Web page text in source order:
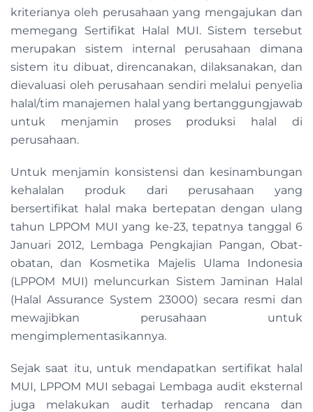
kriterianya oleh perusahaan yang mengajukan dan
memegang Sertifikat Halal MUI. Sistem tersebut
merupakan sistem internal perusahaan dimana
sistem itu dibuat, direncanakan, dilaksanakan, dan
dievaluasi oleh perusahaan sendiri melalui penyelia
halal/tim manajemen halal yang bertanggungjawab
untuk menjamin proses produksi halal di
perusahaan.
Untuk menjamin konsistensi dan kesinambungan
kehalalan produk dari perusahaan yang
bersertifikat halal maka bertepatan dengan ulang
tahun LPPOM MUI yang ke-23, tepatnya tanggal 6
Januari 2012, Lembaga Pengkajian Pangan, Obat-
obatan, dan Kosmetika Majelis Ulama Indonesia
(LPPOM MUI) meluncurkan Sistem Jaminan Halal
(Halal Assurance System 23000) secara resmi dan
mewajibkan perusahaan untuk
mengimplementasikannya.
Sejak saat itu, untuk mendapatkan sertifikat halal
MUI, LPPOM MUI sebagai Lembaga audit eksternal
juga melakukan audit terhadap rencana dan